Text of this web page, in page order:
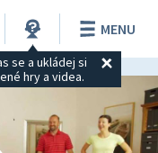
se a ukládej si
hry a videa.
MENU